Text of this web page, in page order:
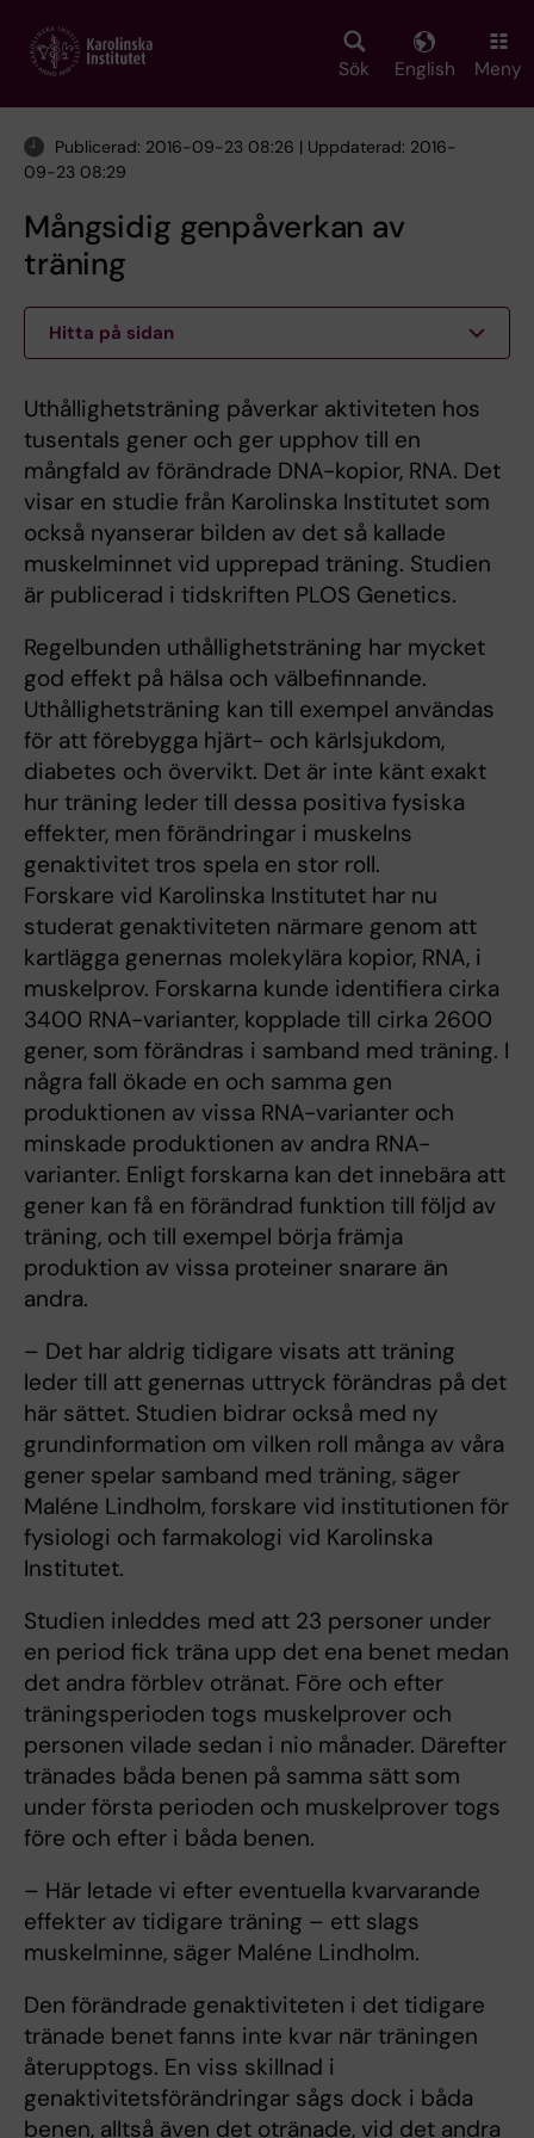
main
Sök English Meny
Publicerad: 2016-09-23 08:26 | Uppdaterad: 2016-
09-23 08:29
Mångsidig genpåverkan av
träning
Hitta på sidan
Uthållighetsträning påverkar aktiviteten hos
tusentals gener och ger upphov till en
mångfald av förändrade DNA-kopior, RNA. Det
visar en studie från Karolinska Institutet som
också nyanserar bilden av det så kallade
muskelminnet vid upprepad träning. Studien
är publicerad i tidskriften PLOS Genetics.
Regelbunden uthållighetsträning har mycket
god effekt på hälsa och välbefinnande.
Uthållighetsträning kan till exempel användas
för att förebygga hjärt- och kärlsjukdom,
diabetes och övervikt. Det är inte känt exakt
hur träning leder till dessa positiva fysiska
effekter, men förändringar i muskelns
genaktivitet tros spela en stor roll.
Forskare vid Karolinska Institutet har nu
studerat genaktiviteten närmare genom att
kartlägga genernas molekylära kopior, RNA, i
muskelprov. Forskarna kunde identifiera cirka
3400 RNA-varianter, kopplade till cirka 2600
gener, som förändras i samband med träning. I
några fall ökade en och samma gen
produktionen av vissa RNA-varianter och
minskade produktionen av andra RNA-
varianter. Enligt forskarna kan det innebära att
gener kan få en förändrad funktion till följd av
träning, och till exempel börja främja
produktion av vissa proteiner snarare än
andra.
– Det har aldrig tidigare visats att träning
leder till att genernas uttryck förändras på det
här sättet. Studien bidrar också med ny
grundinformation om vilken roll många av våra
gener spelar samband med träning, säger
Maléne Lindholm, forskare vid institutionen för
fysiologi och farmakologi vid Karolinska
Institutet.
Studien inleddes med att 23 personer under
en period fick träna upp det ena benet medan
det andra förblev otränat. Före och efter
träningsperioden togs muskelprover och
personen vilade sedan i nio månader. Därefter
tränades båda benen på samma sätt som
under första perioden och muskelprover togs
före och efter i båda benen.
– Här letade vi efter eventuella kvarvarande
effekter av tidigare träning – ett slags
muskelminne, säger Maléne Lindholm.
Den förändrade genaktiviteten i det tidigare
tränade benet fanns inte kvar när träningen
återupptogs. En viss skillnad i
genaktivitetsförändringar sågs dock i båda
benen, alltså även det otränade, vid det andra